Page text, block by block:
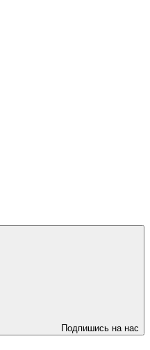
Подпишись на нас